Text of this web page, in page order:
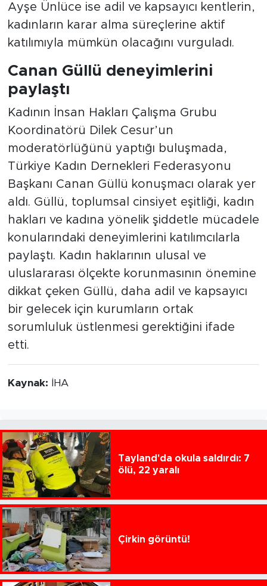
Ayşe Ünlüce ise adil ve kapsayıcı kentlerin,
kadınların karar alma süreçlerine aktif
katılımıyla mümkün olacağını vurguladı.
Canan Güllü deneyimlerini
paylaştı
Kadının İnsan Hakları Çalışma Grubu
Koordinatörü Dilek Cesur’un
moderatörlüğünü yaptığı buluşmada,
Türkiye Kadın Dernekleri Federasyonu
Başkanı Canan Güllü konuşmacı olarak yer
aldı. Güllü, toplumsal cinsiyet eşitliği, kadın
hakları ve kadına yönelik şiddetle mücadele
konularındaki deneyimlerini katılımcılarla
paylaştı. Kadın haklarının ulusal ve
uluslararası ölçekte korunmasının önemine
dikkat çeken Güllü, daha adil ve kapsayıcı
bir gelecek için kurumların ortak
sorumluluk üstlenmesi gerektiğini ifade
etti.
Kaynak: İHA
Tayland'da okula saldırdı: 7
ölü, 22 yaralı
Çirkin görüntü!